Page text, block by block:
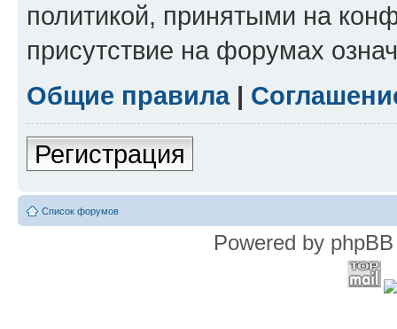
политикой, принятыми на
присутствие на форумах
Общие правила|
Регистрация
Список форумов
Powered by